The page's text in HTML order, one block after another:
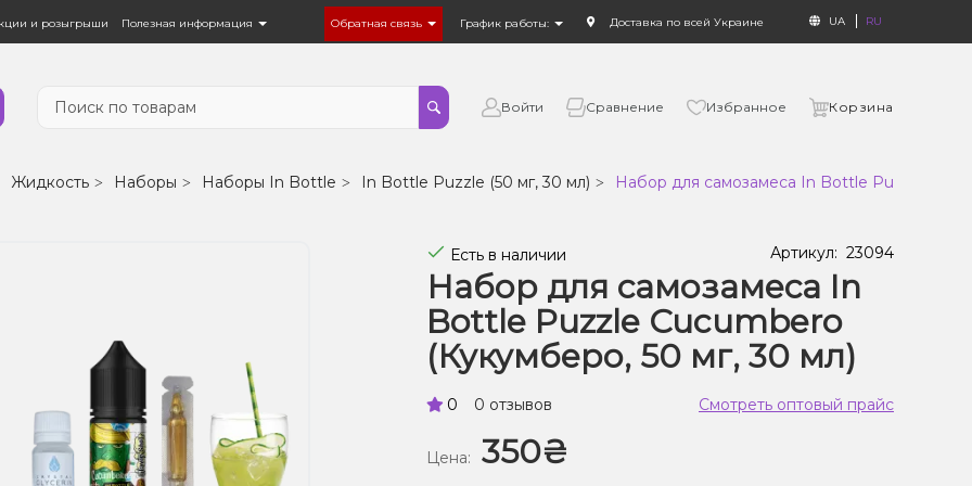
и розыгрыши Полезная информация Обратная связь График работы: Доставка по всей Украине UA RU
Войти Сравнение Избранное Корзина
Жидкость Наборы Наборы In Bottle In Bottle Puzzle (50 мг, 30 мл) Набор для самозамеса In Bottle Puzzle
Есть в наличии Артикул: 23094
Набор для самозамеса In
Bottle Puzzle Cucumbero
(Кукумберо, 50 мг, 30 мл)
0 0 отзывов Смотреть оптовый прайс
Цена: 350₴